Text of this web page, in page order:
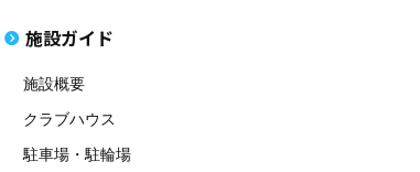
施設ガイド
施設概要
クラブハウス
駐車場・駐輪場